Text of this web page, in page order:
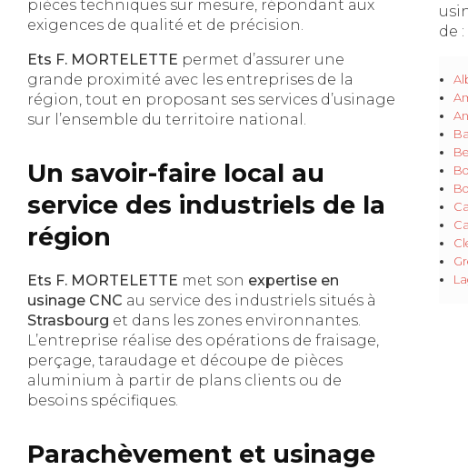
pièces techniques sur mesure, répondant aux
exigences de qualité et de précision.
Ets F. MORTELETTE permet d’assurer une
grande proximité avec les entreprises de la
région, tout en proposant ses services d’usinage
sur l’ensemble du territoire national.
Un savoir-faire local au
service des industriels de la
région
Ets F. MORTELETTE met son expertise en
usinage CNC au service des industriels situés à
Strasbourg et dans les zones environnantes.
L’entreprise réalise des opérations de fraisage,
perçage, taraudage et découpe de pièces
aluminium à partir de plans clients ou de
besoins spécifiques.
Parachèvement et usinage
de :